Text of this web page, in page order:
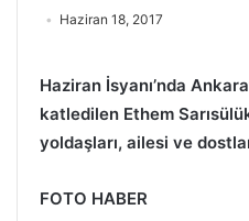
Haziran 18, 2017
Haziran İsyanı’nda
katledilen Ethem
yoldaşları, ailesi ve
FOTO HABER